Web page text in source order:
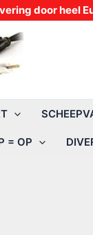
door heel
= OP